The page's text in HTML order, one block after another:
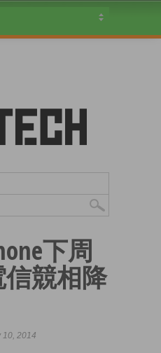
下周
競相降
2014